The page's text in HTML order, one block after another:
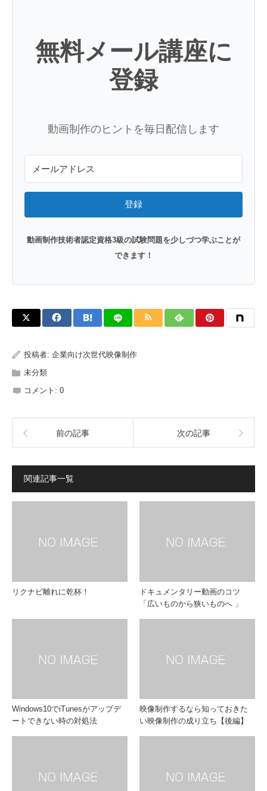
無料メール講座に
登録
動画制作のヒントを毎日配信します
登録
動画制作技術者認定資格3級の試験問題を少しづつ学ぶことが
できます！
投稿者: 企業向け次世代映像制作
未分類
コメント: 0
前の記事 次の記事
関連記事一覧
リクナビ離れに乾杯！
ドキュメンタリー動画のコツ
「広いものから狭いものへ 」
Windows10でiTunesがアップデ
ートできない時の対処法
映像制作するなら知っておきた
い映像制作の成り立ち【後編】